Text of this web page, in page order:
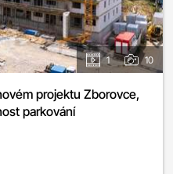
1 10
projektu Zborovce,
parkování